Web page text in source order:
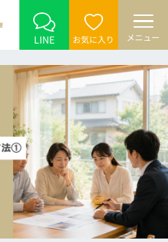
LINE お気に入り メニュー